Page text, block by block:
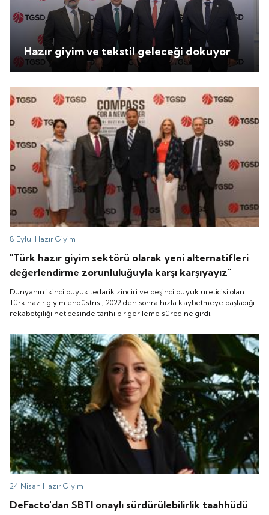
Hazır giyim ve tekstil geleceği dokuyor
8 Eylül Hazır Giyim
"Türk hazır giyim sektörü olarak yeni alternatifleri
değerlendirme zorunluluğuyla karşı karşıyayız"
Dünyanın ikinci büyük tedarik zinciri ve beşinci büyük üreticisi olan
Türk hazır giyim endüstrisi, 2022'den sonra hızla kaybetmeye başladığı
rekabetçiliği neticesinde tarihi bir gerileme sürecine girdi.
24 Nisan Hazır Giyim
DeFacto'dan SBTI onaylı sürdürülebilirlik taahhüdü